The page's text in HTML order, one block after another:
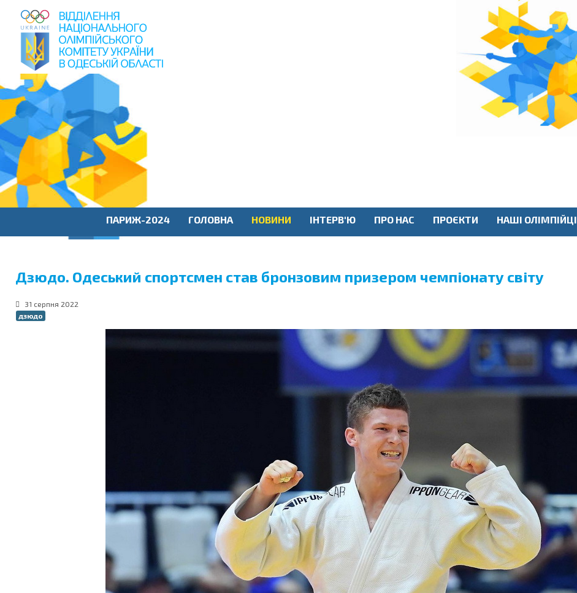
пошук
по
сайту
ПАРИЖ-2024 ГОЛОВНА НОВИНИ ІНТЕРВ'Ю ПРО НАС ПРОЄКТИ НАШІ ОЛІМПІЙЦІ
Дзюдо. Одеський спортсмен став бронзовим призером чемпіонату світу
31 серпня 2022
дзюдо